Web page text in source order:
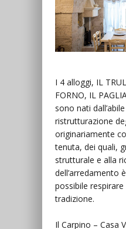
I 4 alloggi, IL
FORNO, IL
sono nati
ristrutturazione
originariamente
tenuta, dei quali,
strutturale e alla
dell’arredamento
possibile
tradizione.
Il Carpino – Casa